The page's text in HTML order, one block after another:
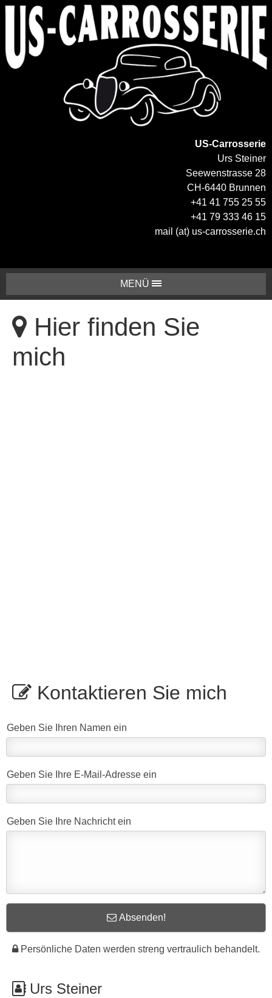
US-Carrosserie
Urs Steiner
Seewenstrasse 28
CH-6440 Brunnen
+41 41 755 25 55
+41 79 333 46 15
mail (at) us-carrosserie.ch
MENÜ
Hier finden Sie
mich
Kontaktieren Sie mich
Geben Sie Ihren Namen ein
Geben Sie Ihre E-Mail-Adresse ein
Geben Sie Ihre Nachricht ein
Absenden!
Persönliche Daten werden streng vertraulich behandelt.
Urs Steiner